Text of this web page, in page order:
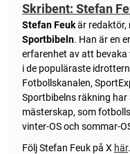
Skribent: Stefan
Stefan Feukär redaktör,
Sportbibeln. Han är en
erfarenhet av att
i de populäraste
Fotbollskanalen,
Sportbibelns räkning
mästerskap, som
vinter-OS och sommar-
Följ Stefan Feuk på X här.